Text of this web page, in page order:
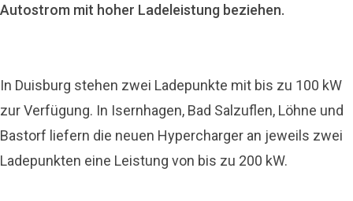
Autostrom mit hoher Ladeleistung beziehen.
In Duisburg stehen zwei Ladepunkte mit bis zu 100 kW
zur Verfügung. In Isernhagen, Bad Salzuflen, Löhne und
Bastorf liefern die neuen Hypercharger an jeweils zwei
Ladepunkten eine Leistung von bis zu 200 kW.